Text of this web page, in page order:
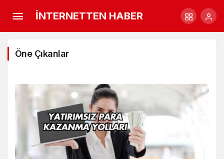
İNTERNETTEN HABER
Öne Çıkanlar